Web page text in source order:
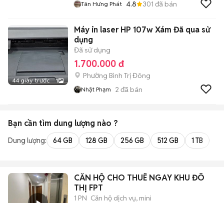
Tân Hưng Phát 4.8 301 đã bán
44 giây trước 1
Máy in laser HP 107w Xám Đã qua sử
dụng
Đã sử dụng
1.700.000 đ
Phường Bình Trị Đông
Nhật Phạm 2 đã bán
Bạn cần tìm dung lượng nào ?
Dung lượng: 64 GB 128 GB 256 GB 512 GB 1 TB
CĂN HỘ CHO THUÊ NGAY KHU ĐÔ
THỊ FPT
1 PN Căn hộ dịch vụ, mini